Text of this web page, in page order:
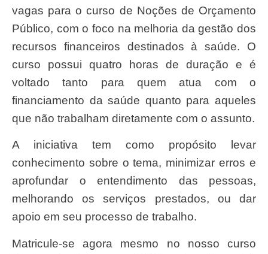
vagas para o curso de Noções de Orçamento
Público, com o foco na melhoria da gestão dos
recursos financeiros destinados à saúde. O
curso possui quatro horas de duração e é
voltado tanto para quem atua com o
financiamento da saúde quanto para aqueles
que não trabalham diretamente com o assunto.
A iniciativa tem como propósito levar
conhecimento sobre o tema, minimizar erros e
aprofundar o entendimento das pessoas,
melhorando os serviços prestados, ou dar
apoio em seu processo de trabalho.
Matricule-se agora mesmo no nosso curso